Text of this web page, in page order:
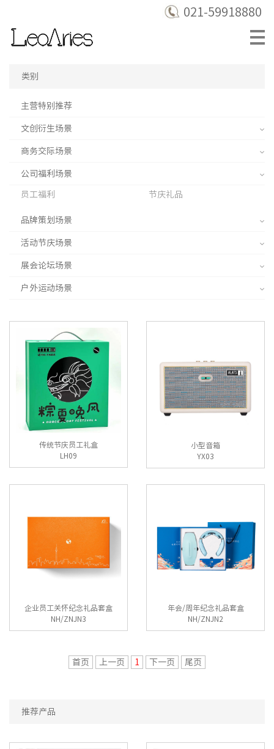
021-59918880
类别
主营特别推荐
文创衍生场景
商务交际场景
公司福利场景
员工福利 节庆礼品
品牌策划场景
活动节庆场景
展会论坛场景
户外运动场景
传统节庆员工礼盒
LH09
小型音箱
YX03
企业员工关怀纪念礼品套盒
NH/ZNJN3
年会/周年纪念礼品套盒
NH/ZNJN2
首页 上一页 1 下一页 尾页
推荐产品